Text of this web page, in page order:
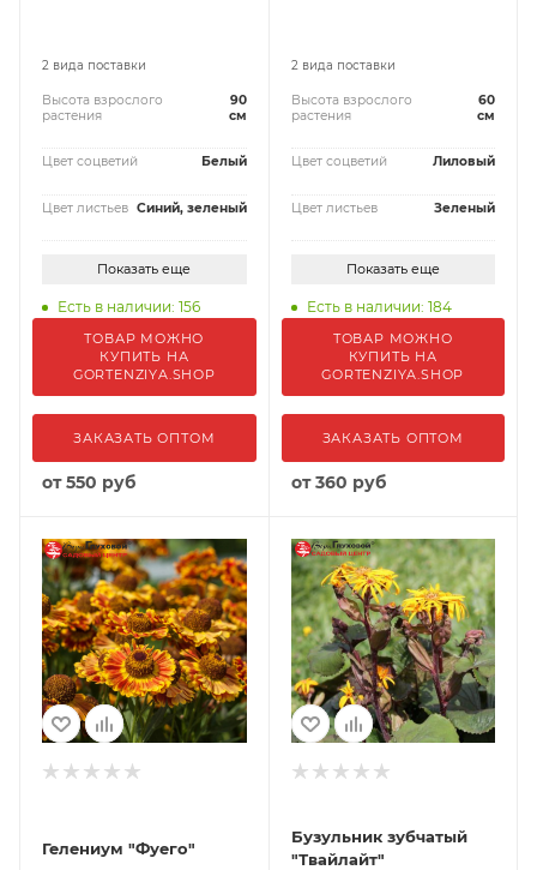
2 вида поставки
Высота взрослого
растения
90
см
Цвет соцветий Белый
Цвет листьев Синий, зеленый
Показать еще
Есть в наличии: 156
ТОВАР МОЖНО
КУПИТЬ НА
GORTENZIYA.SHOP
ЗАКАЗАТЬ ОПТОМ
от550 руб
2 вида поставки
Высота взрослого
растения
60
см
Цвет соцветий Лиловый
Цвет листьев Зеленый
Показать еще
Есть в наличии: 184
ТОВАР МОЖНО
КУПИТЬ НА
GORTENZIYA.SHOP
ЗАКАЗАТЬ ОПТОМ
от360 руб
Гелениум "Фуего"
Бузульник зубчатый
"Твайлайт"